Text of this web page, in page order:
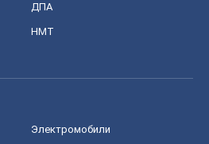
ДПА
НМТ
Электромобили